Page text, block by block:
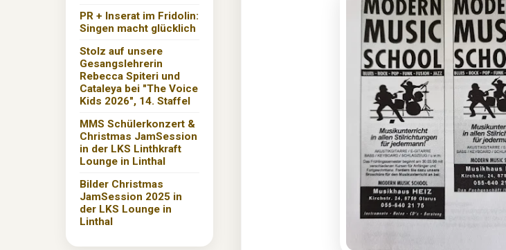
PR + Inserat im Fridolin:
Singen macht glücklich
Stolz auf unsere
Gesangslehrerin
Rebecca Spiteri und
Cataleya bei "The Voice
Kids 2026", 14. Staffel
MMS Schülerkonzert &
Christmas JamSession
in der LKS Linthkraft
Lounge in Linthal
Bilder Christmas
JamSession 2025 in
der LKS Lounge in
Linthal